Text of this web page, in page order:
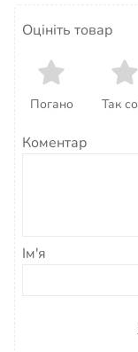
Оцініть товар
Погано Так
Коментар
Ім'я